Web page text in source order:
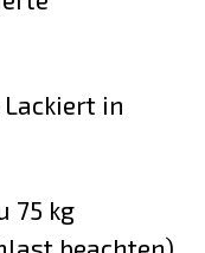
in
75 kg